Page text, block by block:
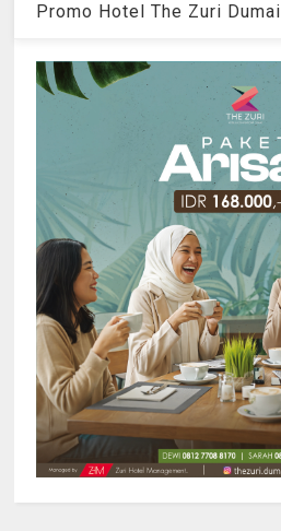
Promo Hotel The Zuri Dumai